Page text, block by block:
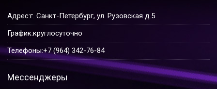
Адрес:г. Санкт-Петербург, ул. Рузовская д.5
График:круглосуточно
Телефоны:+7 (964) 342-76-84
Мессенджеры